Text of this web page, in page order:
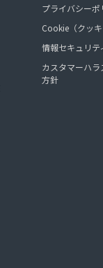
プライバシーポ
Cookie（クッ
情報セキュリテ
カスタマーハ
方針